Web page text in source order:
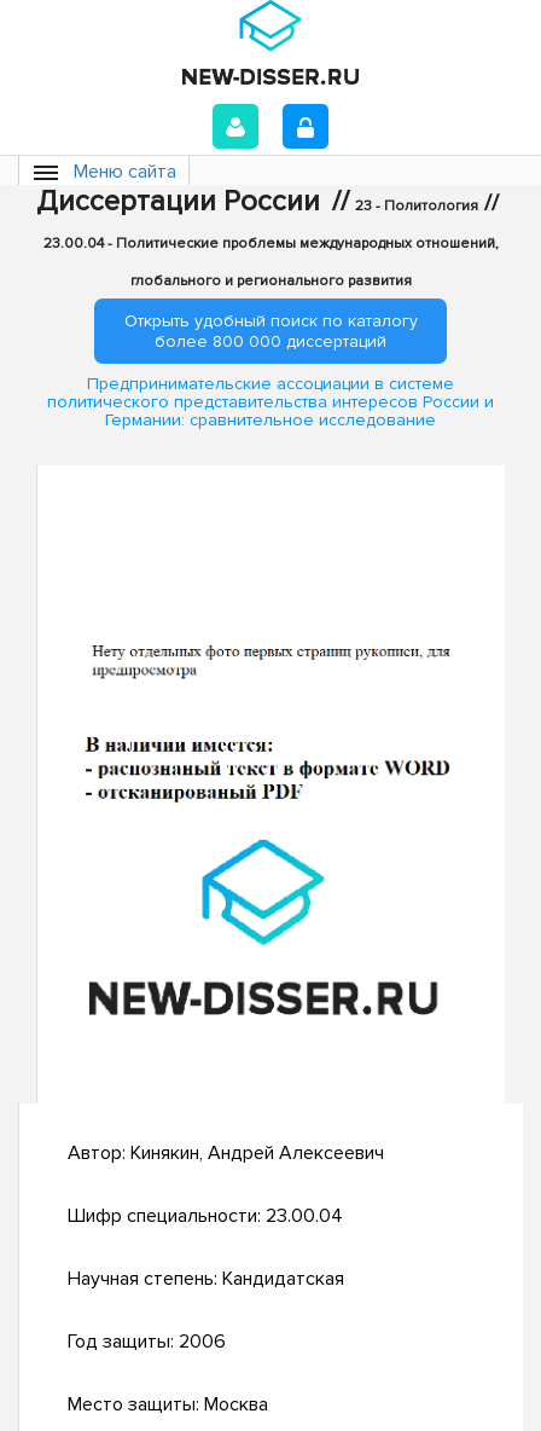
Меню сайта
Диссертации России // 23 - Политология //
23.00.04 - Политические проблемы международных отношений,
глобального и регионального развития
Открыть удобный поиск по каталогу
более 800 000 диссертаций
Предпринимательские ассоциации в системе
политического представительства интересов России и
Германии: сравнительное исследование
Автор: Кинякин, Андрей Алексеевич
Шифр специальности: 23.00.04
Научная степень: Кандидатская
Год защиты: 2006
Место защиты: Москва